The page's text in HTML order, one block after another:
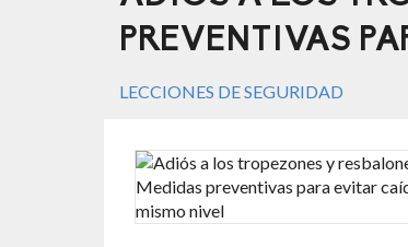
PREVENTIVAS
LECCIONES DE SEGURIDAD